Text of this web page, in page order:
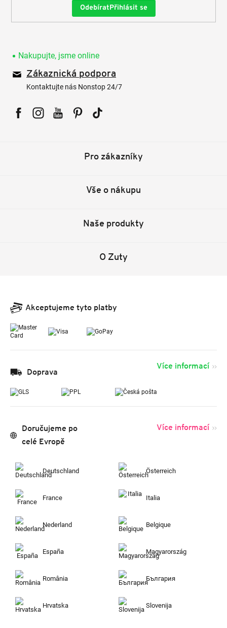
Přihlásit se
Nakupujte, jsme online
Zákaznická podpora
Kontaktujte nás Nonstop 24/7
Pro zákazníky
Vše o nákupu
Naše produkty
O Zuty
Akceptujeme tyto platby
Doprava
Více informací
Doručujeme po
celé Evropě
Více informací
Deutschland Österreich
France Italia
Nederland Belgique
España Magyarország
România България
Hrvatska Slovenija